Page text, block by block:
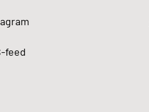
feed